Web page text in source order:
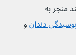
کثیف نیز می‌توانند منجر به
پوسیدگی دندان و